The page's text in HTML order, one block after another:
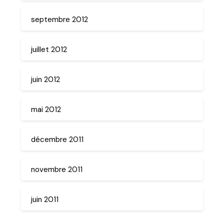
septembre 2012
juillet 2012
juin 2012
mai 2012
décembre 2011
novembre 2011
juin 2011